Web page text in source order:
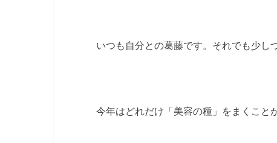
いつも自分との葛藤です。それでも少し
今年はどれだけ「美容の種」をまくこと